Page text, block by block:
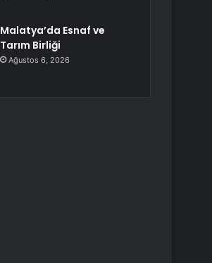
Malatya’da Esnaf ve
Tarım Birliği
Ağustos 6, 2026